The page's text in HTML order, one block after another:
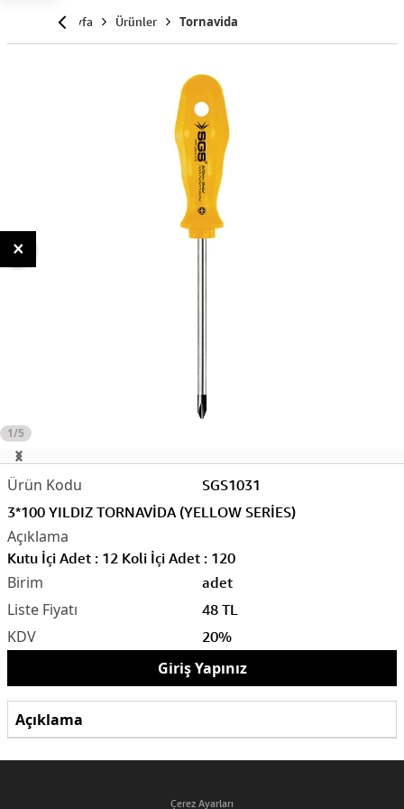
Anasayfa Ürünler Tornavida
1/5
SGS1031
3*100 YILDIZ TORNAVİDA (YELLOW SERİES)
Kutu İçi Adet : 12 Koli İçi Adet : 120
adet
48 TL
20%
Giriş Yapınız
Açıklama
Çerez Ayarları
×